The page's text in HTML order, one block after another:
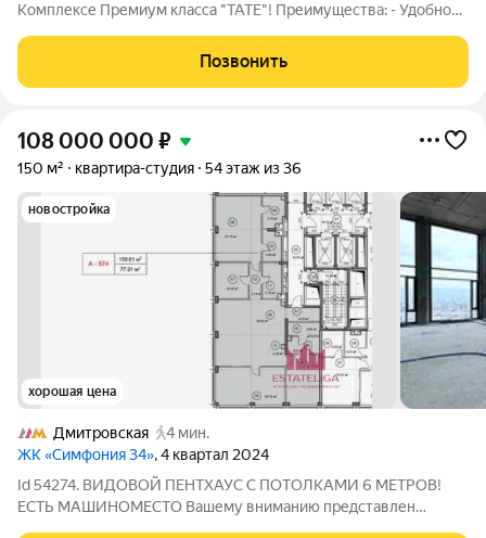
Комплексе Премиум класса "TATE"! Преимущества: - Удобное
ниша, комната 18.3м2, санузел 4.6м2 - Панорамное остекление
в пол! - Видовые
Позвонить
108 000 000 ₽
150 м² квартира-студия 54 этаж из 36
новостройка
хорошая цена
Дмитровская
4 мин.
ЖК «Симфония 34», 4 квартал 2024
Id 54274. ВИДОВОЙ ПЕНТХАУС С ПОТОЛКАМИ 6 МЕТРОВ!
ЕСТЬ МАШИНОМЕСТО Вашему вниманию представлен